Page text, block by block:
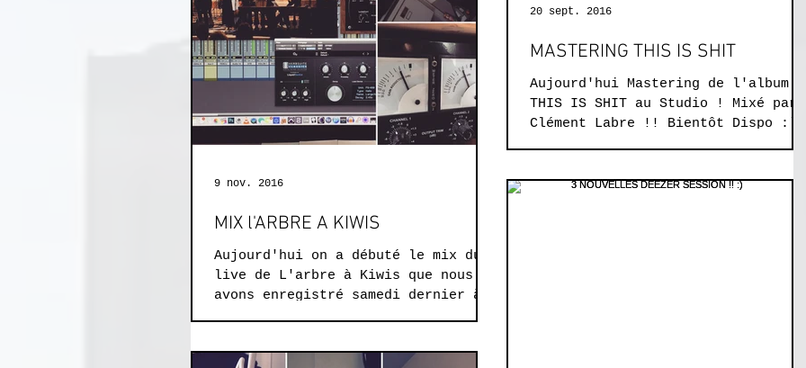
MIX l'ARBRE A KIWIS
Aujourd'hui on a débuté le mix du
live de L'arbre à Kiwis que nous
avons enregistré samedi dernier à
9 nov. 2016
MASTERING THIS IS SHIT
Aujourd'hui Mastering de l'album
THIS IS SHIT au Studio ! Mixé par
Clément Labre !! Bientôt Dispo :)
20 sept. 2016